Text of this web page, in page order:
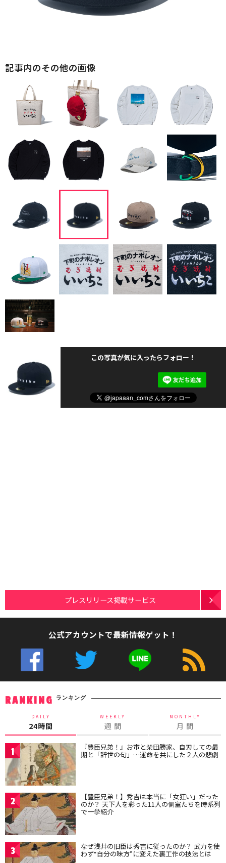
記事内のその他の画像
この写真が気に入ったらフォロー！
プレスリリース掲載サービス
公式アカウントで最新情報ゲット！
RANKING ランキング
DAILY
24時間
WEEKLY
週 間
MONTHLY
月 間
1 『豊臣兄弟！』お市と柴田勝家、自刃しての最
期と「辞世の句」…運命を共にした２人の悲劇
2 【豊臣兄弟！】秀吉は本当に「女狂い」だった
のか？ 天下人を彩った11人の側室たちを時系列
で一挙紹介
3 なぜ浅井の旧臣は秀吉に従ったのか？ 武力を使
わず“自分の味方”に変えた裏工作の技法とは